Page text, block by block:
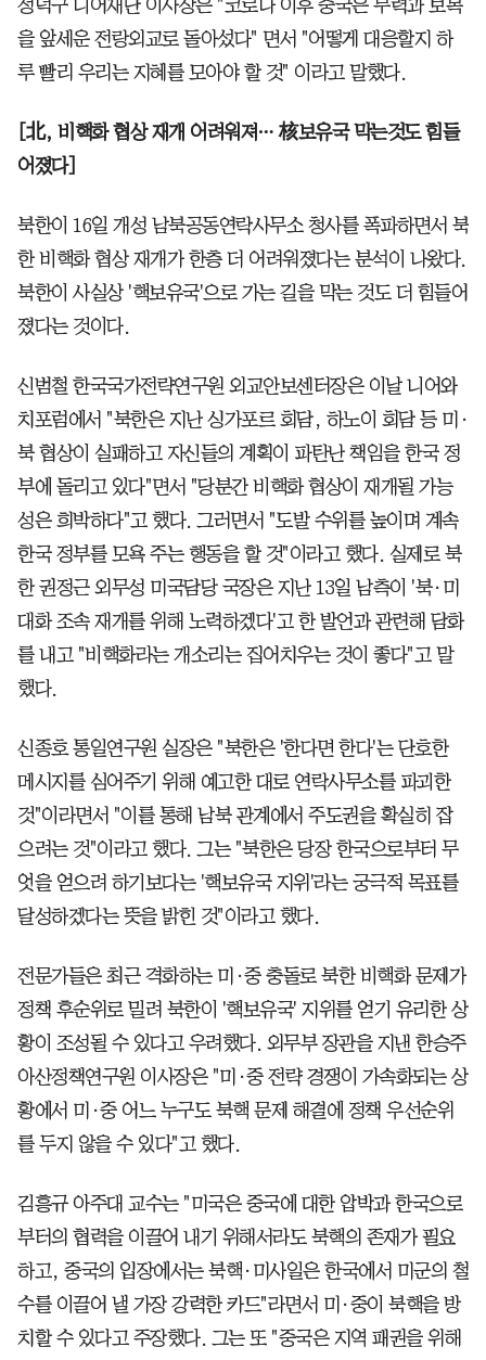
정덕구 니어재단 이사장은 "코로나 이후 중국은 무력과 보복
을 앞세운 전랑외교로 돌아섰다" 면서 "어떻게 대응할지 하
루 빨리 우리는 지혜를 모아야 할 것" 이라고 말했다.
[北, 비핵화 협상 재개 어려워져… 核보유국 막는것도 힘들
어졌다]
북한이 16일 개성 남북공동연락사무소 청사를 폭파하면서 북
한 비핵화 협상 재개가 한층 더 어려워졌다는 분석이 나왔다.
북한이 사실상 '핵보유국'으로 가는 길을 막는 것도 더 힘들어
졌다는 것이다.
신범철 한국국가전략연구원 외교안보센터장은 이날 니어와
치포럼에서 "북한은 지난 싱가포르 회담, 하노이 회담 등 미·
북 협상이 실패하고 자신들의 계획이 파탄난 책임을 한국 정
부에 돌리고 있다"면서 "당분간 비핵화 협상이 재개될 가능
성은 희박하다"고 했다. 그러면서 "도발 수위를 높이며 계속
한국 정부를 모욕 주는 행동을 할 것"이라고 했다. 실제로 북
한 권정근 외무성 미국담당 국장은 지난 13일 남측이 '북·미
대화 조속 재개를 위해 노력하겠다'고 한 발언과 관련해 담화
를 내고 "비핵화라는 개소리는 집어치우는 것이 좋다"고 말
했다.
신종호 통일연구원 실장은 "북한은 '한다면 한다'는 단호한
메시지를 심어주기 위해 예고한 대로 연락사무소를 파괴한
것"이라면서 "이를 통해 남북 관계에서 주도권을 확실히 잡
으려는 것"이라고 했다. 그는 "북한은 당장 한국으로부터 무
엇을 얻으려 하기보다는 '핵보유국 지위'라는 궁극적 목표를
달성하겠다는 뜻을 밝힌 것"이라고 했다.
전문가들은 최근 격화하는 미·중 충돌로 북한 비핵화 문제가
정책 후순위로 밀려 북한이 '핵보유국' 지위를 얻기 유리한 상
황이 조성될 수 있다고 우려했다. 외무부 장관을 지낸 한승주
아산정책연구원 이사장은 "미·중 전략 경쟁이 가속화되는 상
황에서 미·중 어느 누구도 북핵 문제 해결에 정책 우선순위
를 두지 않을 수 있다"고 했다.
김흥규 아주대 교수는 "미국은 중국에 대한 압박과 한국으로
부터의 협력을 이끌어 내기 위해서라도 북핵의 존재가 필요
하고, 중국의 입장에서는 북핵·미사일은 한국에서 미군의 철
수를 이끌어 낼 가장 강력한 카드"라면서 미·중이 북핵을 방
치할 수 있다고 주장했다. 그는 또 "중국은 지역 패권을 위해